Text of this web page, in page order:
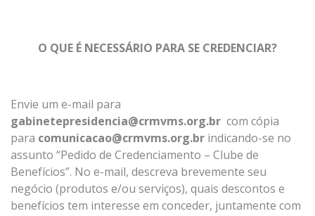
O QUE É NECESSÁRIO PARA SE CREDENCIAR?
Envie um e-mail para
gabinetepresidencia@crmvms.org.br com cópia
para comunicacao@crmvms.org.br indicando-se no
assunto “Pedido de Credenciamento – Clube de
Benefícios”. No e-mail, descreva brevemente seu
negócio (produtos e/ou serviços), quais descontos e
benefícios tem interesse em conceder, juntamente com